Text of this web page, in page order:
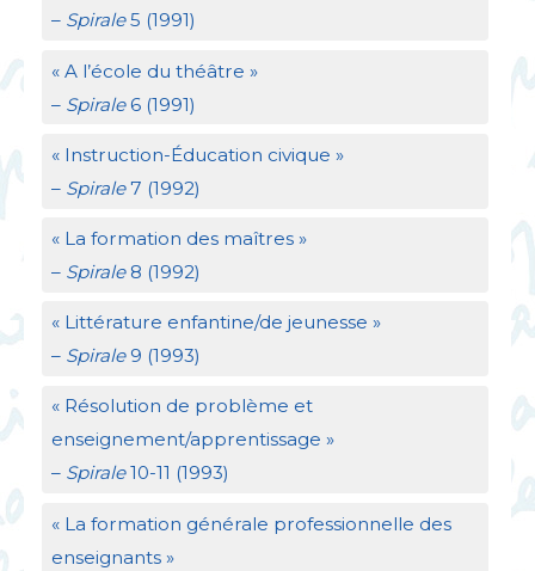
– Spirale5 (1991)
« A l’école du théâtre »
– Spirale6 (1991)
« Instruction-Éducation civique »
– Spirale7 (1992)
« La formation des maîtres »
– Spirale8 (1992)
« Littérature enfantine/de jeunesse »
– Spirale9 (1993)
« Résolution de problème et
enseignement/apprentissage »
– Spirale10-11 (1993)
« La formation générale professionnelle des
enseignants »